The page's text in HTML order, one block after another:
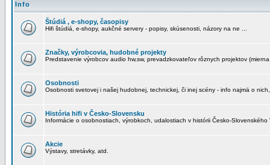
Info
Štúdiá , e-shopy, časopisy
Hifi štúdiá, e-shopy, aukčné servery - popisy, skúsenosti, názory na ne ...
Značky, výrobcovia, hudobné projekty
Predstavenie výrobcov audio hw,sw, prevadzkovateľov rôznych projektov
Osobnosti
Osobnosti svetovej i našej hudobnej, technickej, či inej scény - info najmä o
História hifi v Česko-Slovensku
Informácie o osobnostiach, výrobkoch, udalostiach v histórii Česko-Slovenského
Akcie
Výstavy, stretávky, atd.